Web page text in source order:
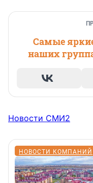
Самые
наших
Новости СМИ2
НОВОСТИ КОМПАНИЙ